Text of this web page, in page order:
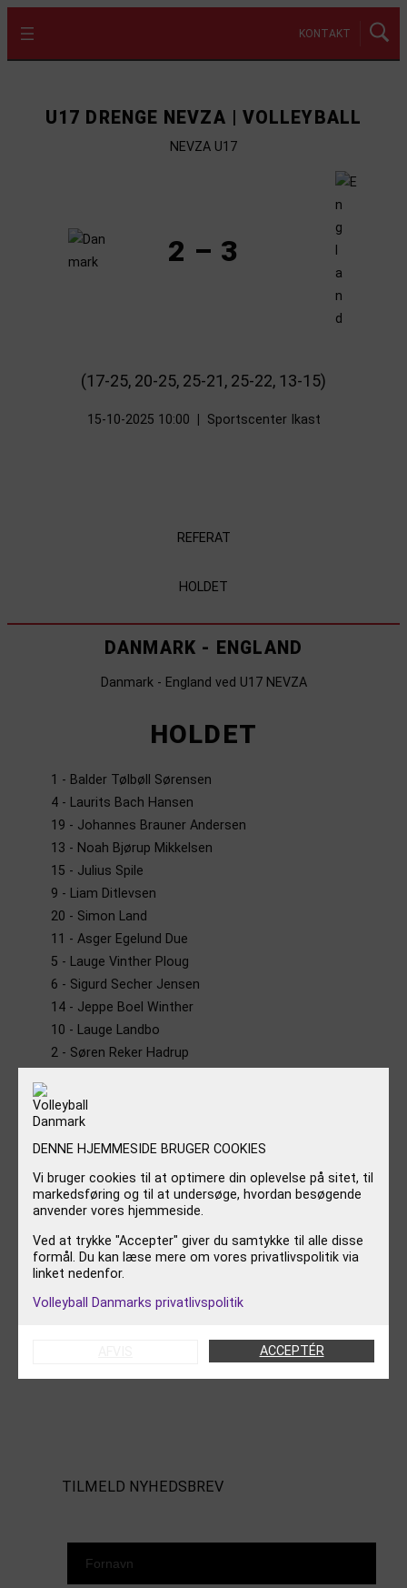
KONTAKT
U17 DRENGE NEVZA | VOLLEYBALL
NEVZA U17
2 – 3
(17-25, 20-25, 25-21, 25-22, 13-15)
15-10-2025 10:00 Sportscenter Ikast
REFERAT
HOLDET
DANMARK - ENGLAND
Danmark - England ved U17 NEVZA
HOLDET
1 - Balder Tølbøll Sørensen
4 - Laurits Bach Hansen
19 - Johannes Brauner Andersen
13 - Noah Bjørup Mikkelsen
15 - Julius Spile
9 - Liam Ditlevsen
20 - Simon Land
11 - Asger Egelund Due
5 - Lauge Vinther Ploug
6 - Sigurd Secher Jensen
14 - Jeppe Boel Winther
10 - Lauge Landbo
2 - Søren Reker Hadrup
INFORMATION
KALENDER
VÆRKTØJSKASSEN
OM VOLLEYBALL DANMARK
TILMELD NYHEDSBREV
DENNE HJEMMESIDE BRUGER COOKIES
Vi bruger cookies til at optimere din oplevelse på sitet, til
markedsføring og til at undersøge, hvordan besøgende
anvender vores hjemmeside.
Ved at trykke "Accepter" giver du samtykke til alle disse
formål. Du kan læse mere om vores privatlivspolitik via
linket nedenfor.
Volleyball Danmarks privatlivspolitik
ACCEPTÉR